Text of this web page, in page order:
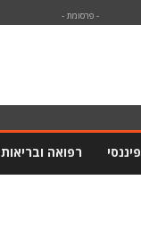
- פרסומת -
פיננסי רפואה ובריאות